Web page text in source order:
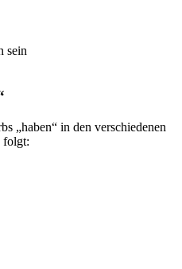
sein
„haben“ in den verschiedenen
folgt: